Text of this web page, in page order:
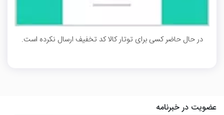
در حال حاضر کسی برای توتار کالا کد تخفیف ارسال نکرده است.
عضویت در خبرنامه